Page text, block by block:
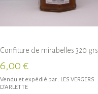
Confiture de mirabelles 320 grs
6,00 €
Vendu et expédié par : LES VERGERS
D'ARLETTE